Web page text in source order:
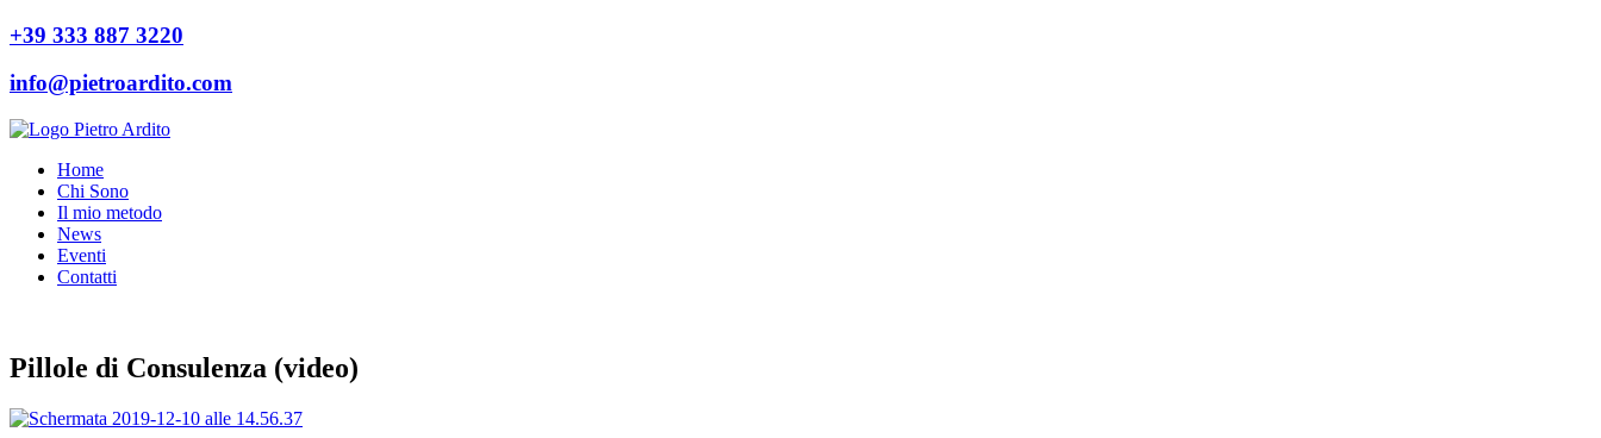
+39 333 887 3220
info@pietroardito.com
Home
Chi Sono
Il mio metodo
News
Eventi
Contatti
Pillole di Consulenza (video)